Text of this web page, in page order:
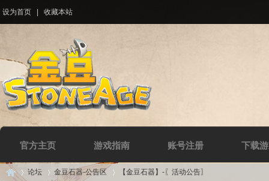
设为首页 收藏本站
官方主页 游戏指南 账号注册 下载
论坛 金豆石器-公告区 【金豆石器】-〖活动公告〗